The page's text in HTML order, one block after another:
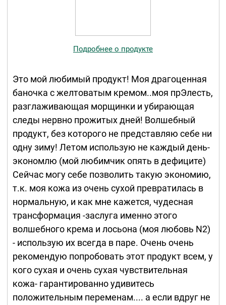
Подробнее о продукте
Это мой любимый продукт! Моя драгоценная
баночка с желтоватым кремом..моя прЭлесть,
разглаживающая морщинки и убирающая
следы нервно прожитых дней! Волшебный
продукт, без которого не представляю себе ни
одну зиму! Летом использую не каждый день-
экономлю (мой любимчик опять в дефиците)
Сейчас могу себе позволить такую экономию,
т.к. моя кожа из очень сухой превратилась в
нормальную, и как мне кажется, чудесная
трансформация -заслуга именно этого
волшебного крема и лосьона (моя любовь N2)
- использую их всегда в паре. Очень очень
рекомендую попробовать этот продукт всем, у
кого сухая и очень сухая чувствительная
кожа- гарантированно удивитесь
положительным переменам.... а если вдруг не